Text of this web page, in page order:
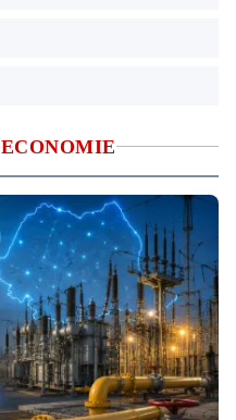
ECONOMIE